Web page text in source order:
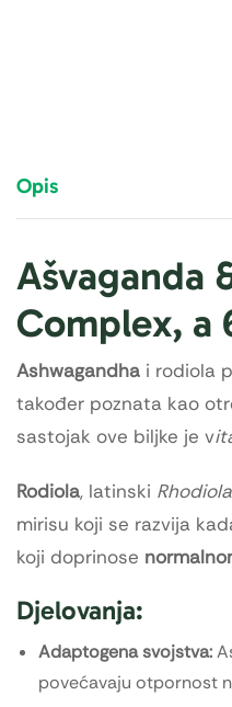
Opis
Ašvaganda
Complex, a
Ashwagandha i rodiola
također poznata kao
sastojak ove biljke je v
Rodiola, latinski
mirisu koji se razvija
koji doprinose
Djelovanja:
Adaptogena svojstva:
povećavaju otpornost